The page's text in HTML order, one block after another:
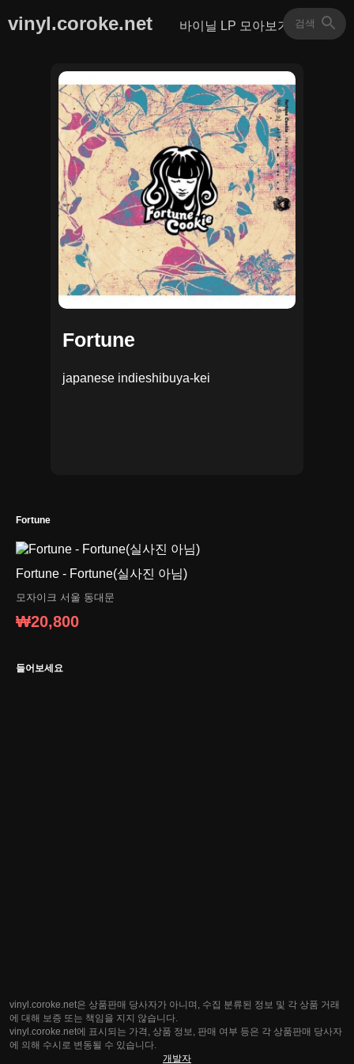
vinyl.coroke.net 바이닐 LP 모아보기
Fortune
japanese indieshibuya-kei
Fortune
Fortune - Fortune(실사진 아님)
모자이크 서울 동대문
₩20,800
들어보세요
vinyl.coroke.net은 상품판매 당사자가 아니며, 수집 분류된 정보 및 각 상품 거래
에 대해 보증 또는 책임을 지지 않습니다.
vinyl.coroke.net에 표시되는 가격, 상품 정보, 판매 여부 등은 각 상품판매 당사자
에 의해 수시로 변동될 수 있습니다.
개발자